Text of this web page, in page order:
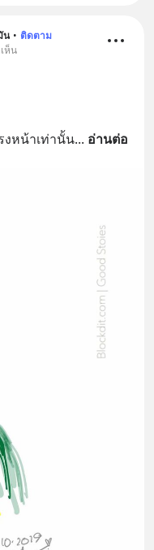
น • ติดตาม
ห็น
งหน้าเท่านั้น... อ่านต่อ